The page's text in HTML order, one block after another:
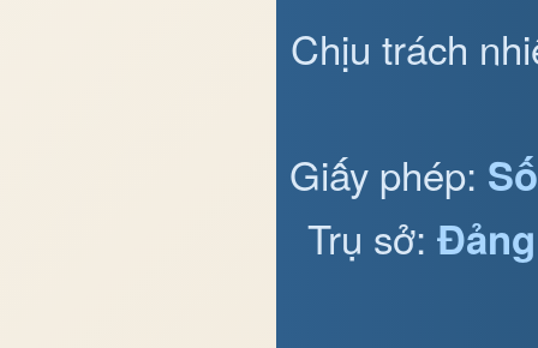
Chịu trách
Giấy phép:
Trụ sở: